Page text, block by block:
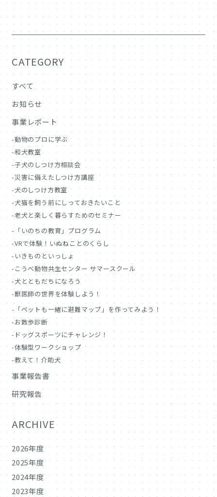
CATEGORY
すべて
お知らせ
事業レポート
動物のプロに学ぶ
和犬教室
子犬のしつけ方相談会
災害に備えたしつけ方講座
犬のしつけ方教室
犬猫を飼う前にしっておきたいこと
老犬と楽しく暮らすためのセミナー
「いのちの教育」プログラム
VRで体験！いぬねことのくらし
いきものといっしょ
こうべ動物共生センター サマースクール
犬とともだちになろう
獣医師の世界を体験しよう！
「ペットも一緒に避難マップ」を作ってみよう！
お散歩診断
ドッグスポーツにチャレンジ！
体験型ワークショップ
教えて！介助犬
事業報告書
研究報告
ARCHIVE
2026年度
2025年度
2024年度
2023年度